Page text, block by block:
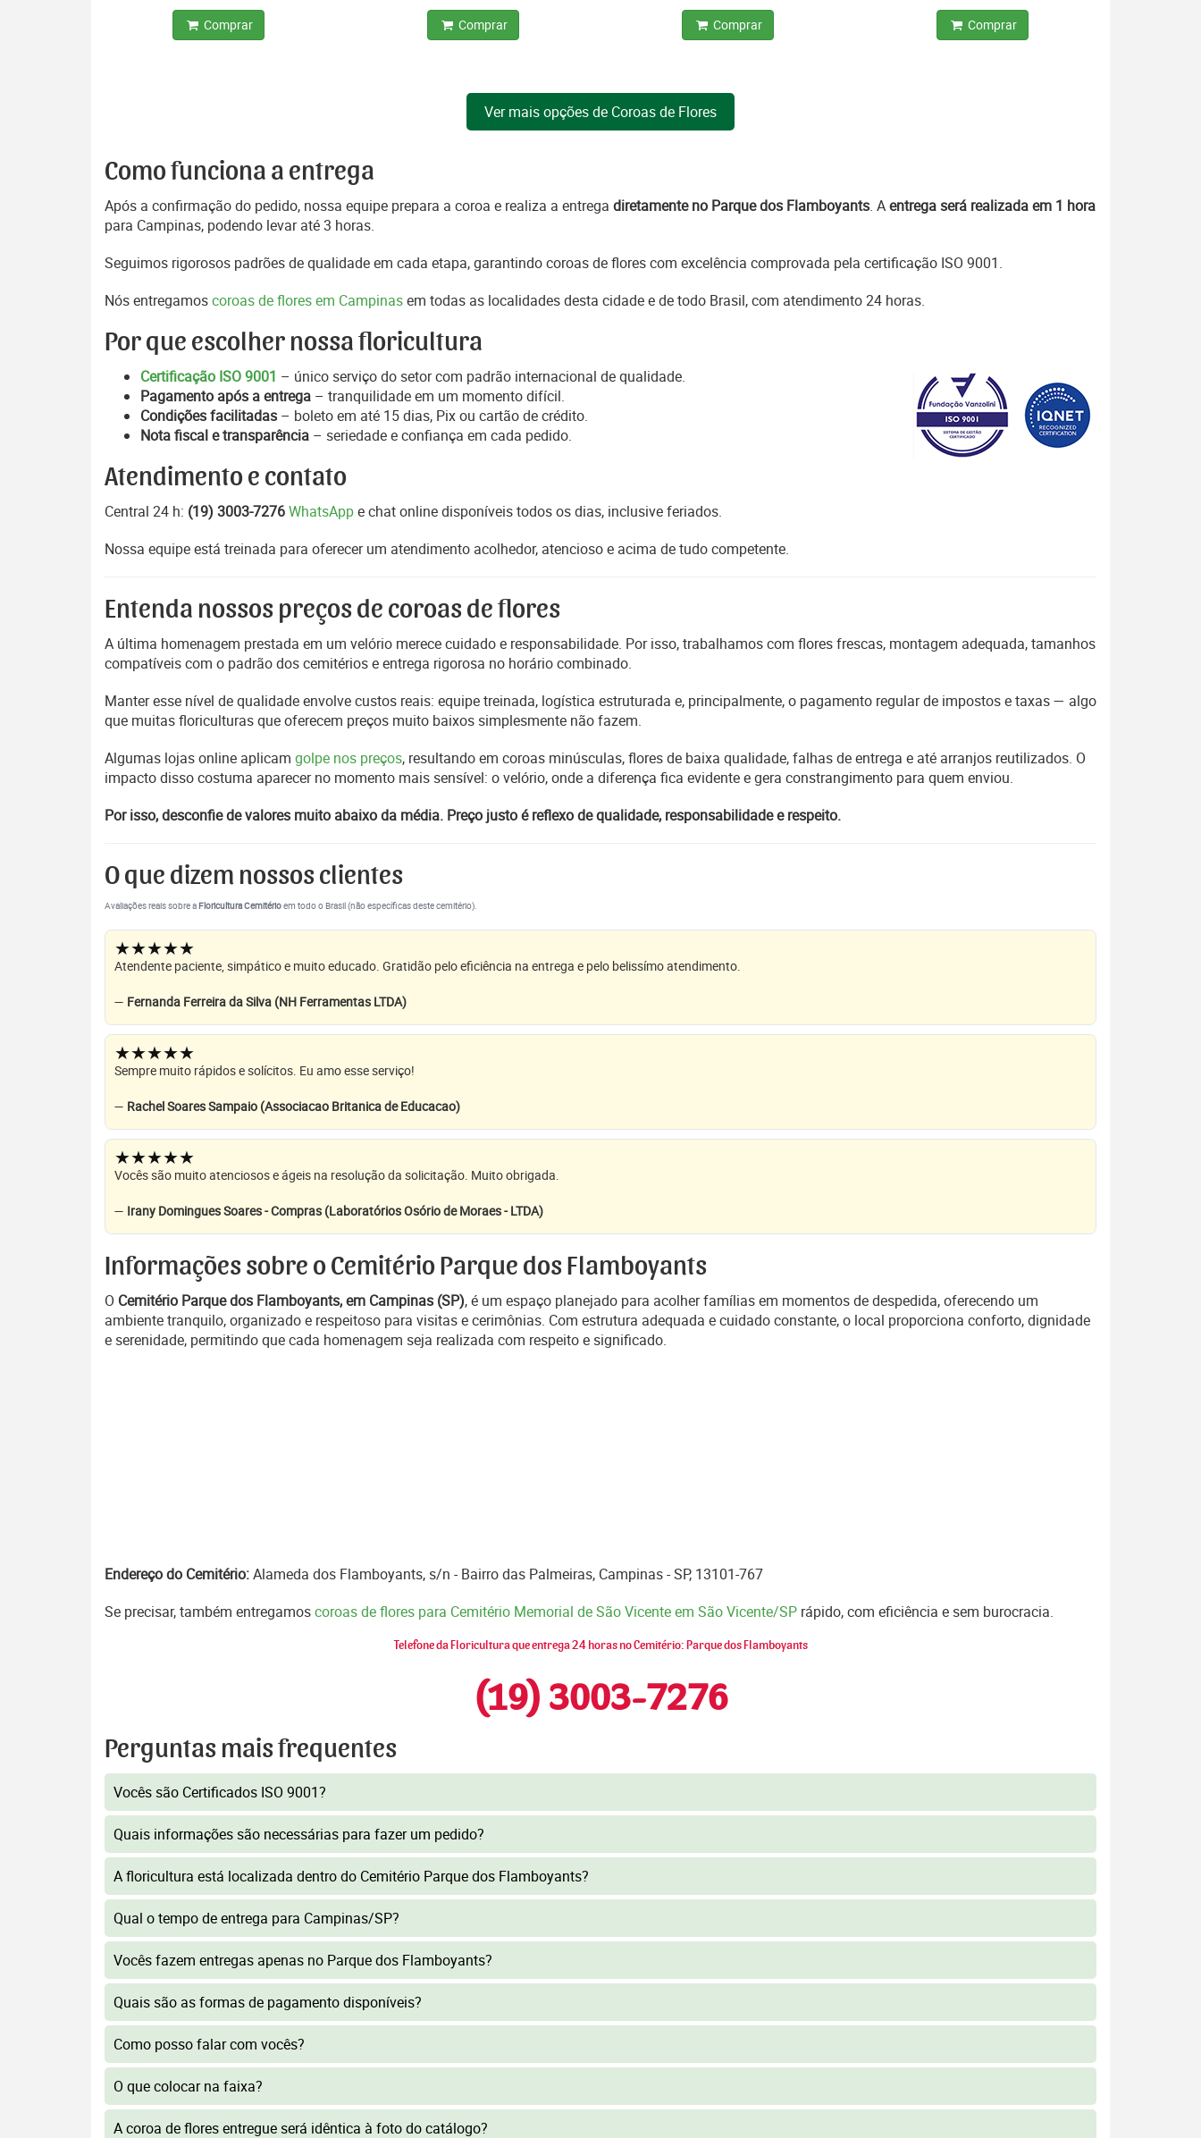
Comprar Comprar Comprar Comprar
Ver mais opções de Coroas de Flores
Como funciona a entrega
Após a confirmação do pedido, nossa equipe prepara a coroa e realiza a entrega diretamente no Parque dos Flamboyants. Aentrega será realizada em 1 hora
para Campinas, podendo levar até 3 horas.
Seguimos rigorosos padrões de qualidade em cada etapa, garantindo coroas de flores com excelência comprovada pela certificação ISO 9001.
Nós entregamoscoroas de flores em Campinasem todas as localidades desta cidade e de todo Brasil, com atendimento 24 horas.
Por que escolher nossa floricultura
Certificação ISO 9001 – único serviço do setor com padrão internacional de qualidade.
Pagamento após a entrega – tranquilidade em um momento difícil.
Condições facilitadas – boleto em até 15 dias, Pix ou cartão de crédito.
Nota fiscal e transparência – seriedade e confiança em cada pedido.
Atendimento e contato
Central 24 h: (19) 3003-7276WhatsAppe chat online disponíveis todos os dias, inclusive feriados.
Nossa equipe está treinada para oferecer um atendimento acolhedor, atencioso e acima de tudo competente.
Entenda nossos preços de coroas de flores
A última homenagem prestada em um velório merece cuidado e responsabilidade. Por isso, trabalhamos com flores frescas, montagem adequada, tamanhos
compatíveis com o padrão dos cemitérios e entrega rigorosa no horário combinado.
Manter esse nível de qualidade envolve custos reais: equipe treinada, logística estruturada e, principalmente, o pagamento regular de impostos e taxas — algo
que muitas floriculturas que oferecem preços muito baixos simplesmente não fazem.
Algumas lojas online aplicam golpe nos preços, resultando em coroas minúsculas, flores de baixa qualidade, falhas de entrega e até arranjos reutilizados. O
impacto disso costuma aparecer no momento mais sensível: o velório, onde a diferença fica evidente e gera constrangimento para quem enviou.
Por isso, desconfie de valores muito abaixo da média. Preço justo é reflexo de qualidade, responsabilidade e respeito.
O que dizem nossos clientes
Avaliações reais sobre aFloricultura Cemitérioem todo o Brasil (não específicas deste cemitério).
★★★★★
Atendente paciente, simpático e muito educado. Gratidão pelo eficiência na entrega e pelo belissímo atendimento.
— Fernanda Ferreira da Silva (NH Ferramentas LTDA)
★★★★★
Sempre muito rápidos e solícitos. Eu amo esse serviço!
— Rachel Soares Sampaio (Associacao Britanica de Educacao)
★★★★★
Vocês são muito atenciosos e ágeis na resolução da solicitação. Muito obrigada.
— Irany Domingues Soares - Compras (Laboratórios Osório de Moraes - LTDA)
Informações sobre o Cemitério Parque dos Flamboyants
O Cemitério Parque dos Flamboyants, em Campinas (SP), é um espaço planejado para acolher famílias em momentos de despedida, oferecendo um
ambiente tranquilo, organizado e respeitoso para visitas e cerimônias. Com estrutura adequada e cuidado constante, o local proporciona conforto, dignidade
e serenidade, permitindo que cada homenagem seja realizada com respeito e significado.
Endereço do Cemitério:Alameda dos Flamboyants, s/n - Bairro das Palmeiras, Campinas - SP, 13101-767
Se precisar, também entregamoscoroas de flores para Cemitério Memorial de São Vicente em São Vicente/SP rápido, com eficiência e sem burocracia.
Telefone da Floricultura que entrega 24 horas no Cemitério: Parque dos Flamboyants
(19) 3003-7276
Perguntas mais frequentes
Vocês são Certificados ISO 9001?
Quais informações são necessárias para fazer um pedido?
A floricultura está localizada dentro do Cemitério Parque dos Flamboyants?
Qual o tempo de entrega para Campinas/SP?
Vocês fazem entregas apenas no Parque dos Flamboyants?
Quais são as formas de pagamento disponíveis?
Como posso falar com vocês?
O que colocar na faixa?
A coroa de flores entregue será idêntica à foto do catálogo?